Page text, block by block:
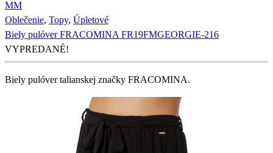
MM
Oblečenie, Topy, Úpletové
Biely pulóver FRACOMINA FR19FMGEORGIE-216
VYPREDANÉ!
Biely pulóver talianskej značky FRACOMINA.